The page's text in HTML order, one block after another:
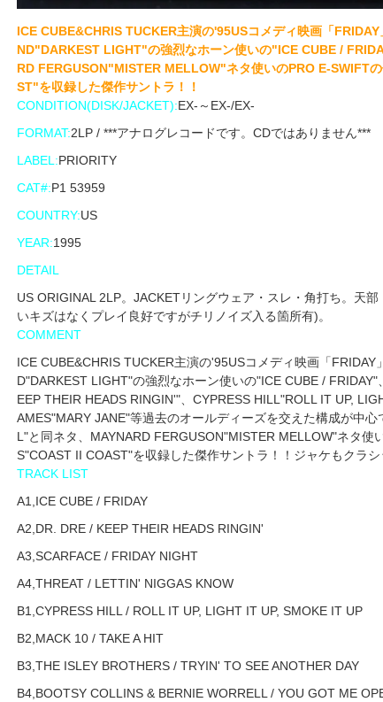
ICE CUBE&CHRIS TUCKER主演の'95USコメディ映画「
ND"DARKEST LIGHT"の強烈なホーン使いの"ICE CUBE /
RD FERGUSON"MISTER MELLOW"ネタ使いのPRO E-SWIFT
ST"を収録した傑作サントラ！！
CONDITION(DISK/JACKET):EX-～EX-/EX-
FORMAT:2LP / ***アナログレコードです。CDではありません***
LABEL:PRIORITY
CAT#:P1 53959
COUNTRY:US
YEAR:1995
DETAIL
US ORIGINAL 2LP。JACKETリングウェア・スレ・角打ち。天
いキズはなくプレイ良好ですがチリノイズ入る箇所有)。
COMMENT
ICE CUBE&CHRIS TUCKER主演の'95USコメディ映画「
D"DARKEST LIGHT"の強烈なホーン使いの"ICE CUBE /
EEP THEIR HEADS RINGIN'"、CYPRESS HILL"ROLL IT UP,
AMES"MARY JANE"等過去のオールディーズを交えた構成が中
L"と同ネタ、MAYNARD FERGUSON"MISTER MELLOW"ネタ
S"COAST II COAST"を収録した傑作サントラ！！ジャケもクラ
TRACK LIST
A1,ICE CUBE / FRIDAY
A2,DR. DRE / KEEP THEIR HEADS RINGIN'
A3,SCARFACE / FRIDAY NIGHT
A4,THREAT / LETTIN' NIGGAS KNOW
B1,CYPRESS HILL / ROLL IT UP, LIGHT IT UP, SMOKE IT UP
B2,MACK 10 / TAKE A HIT
B3,THE ISLEY BROTHERS / TRYIN' TO SEE ANOTHER DAY
B4,BOOTSY COLLINS & BERNIE WORRELL / YOU GOT ME